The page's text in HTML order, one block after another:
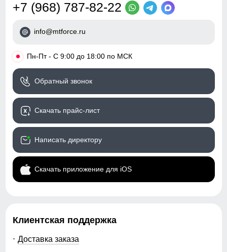
+7 (968) 787-82-22
info@mtforce.ru
• Пн-Пт - С 9:00 до 18:00 по МСК
Обратный звонок
Скачать прайс-лист
Написать директору
Скачать приложение для iOS
Клиентская поддержка
Доставка заказа